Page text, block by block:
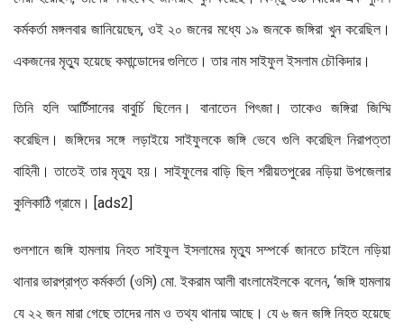
কর্মকর্তা মঙ্গলবার জানিয়েছেন, ওই ২০ জনের মধ্যে ১৯ জনকে জঙ্গিরা খুন করেছিল।
একজনের মৃত্যু হয়েছে কমান্ডোদের গুলিতে। তার নাম সাইফুল ইসলাম চৌকিদার।
তিনি হলি আর্টিসানের বাবুর্চি ছিলেন। বানাতেন পিৎজা। তাকেও জঙ্গিরা জিম্মি
করেছিল। জঙ্গিদের সঙ্গে লড়াইয়ে সাইফুলকে জঙ্গি ভেবে গুলি করেছিল নিরাপত্তা
বাহিনী। তাতেই তার মৃত্যু হয়। সাইফুলের বাড়ি ছিল শরীয়তপুরের নড়িয়া উপজেলার
কুলিকাঠি গ্রামে। [ads2]
গুলশানে জঙ্গি হামলায় নিহত সাইফুল ইসলামের মৃত্যু সম্পর্কে জানতে চাইলে নড়িয়া
থানার ভারপ্রাপ্ত কর্মকর্তা (ওসি) মো. ইকরাম আলী বাংলামেইলকে বলেন, ‘জঙ্গি হামলায়
যে ২২ জন মারা গেছে তাদের নাম ও তথ্য থানায় আছে। যে ৬ জন জঙ্গি নিহত হয়েছে